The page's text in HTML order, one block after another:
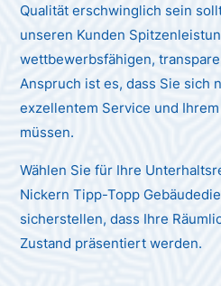
Qualität erschwinglich sein
unseren Kunden
wettbewerbsfähigen,
Anspruch ist es, dass Sie sich
exzellentem Service und
müssen.
Wählen Sie für Ihre
Nickern Tipp-Topp
sicherstellen, dass Ihre
Zustand präsentiert werden.